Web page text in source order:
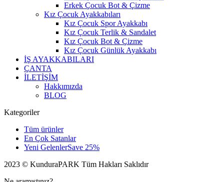
Erkek Çocuk Bot & Çizme
Kız Çocuk Ayakkabıları
Kız Çocuk Spor Ayakkabı
Kız Çocuk Terlik & Sandalet
Kız Çocuk Bot & Çizme
Kız Çocuk Günlük Ayakkabı
İŞ AYAKKABILARI
ÇANTA
İLETİŞİM
Hakkımızda
BLOG
Kategoriler
Tüm ürünler
En Çok Satanlar
Yeni GelenlerSave 25%
2023 © KunduraPARK Tüm Hakları Saklıdır